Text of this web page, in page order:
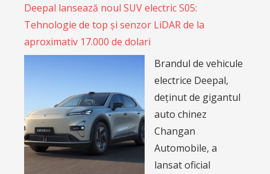
Deepal lansează noul SUV electric S05:
Tehnologie de top și senzor LiDAR de la
aproximativ 17.000 de dolari
Brandul de vehicule
electrice Deepal,
deținut de gigantul
auto chinez
Changan
Automobile, a
lansat oficial